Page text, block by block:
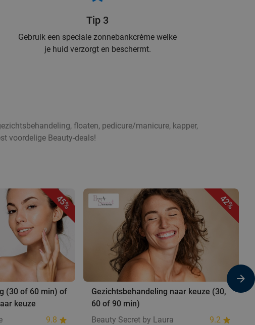
Tip 3
Gebruik een speciale zonnebankcrème welke
je huid verzorgt en beschermt.
floaten, pedicure/manicure, kapper,
voordelige Beauty-deals!
45%
(30 of 60 min) of
keuze
9.8
42%
Gezichtsbehandeling naar keuze (30,
60 of 90 min)
Beauty Secret by Laura
9.2